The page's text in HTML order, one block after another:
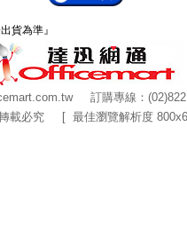
貨為準』
訂購專線：
載必究 [ 最佳瀏覽解析度